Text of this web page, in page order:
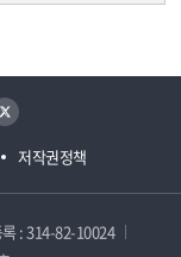
저작권정책
트위터
: 314-82-10024